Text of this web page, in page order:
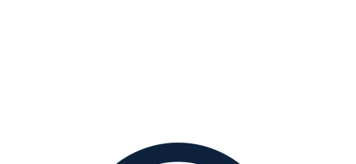
combinatie van expertise en menselijke